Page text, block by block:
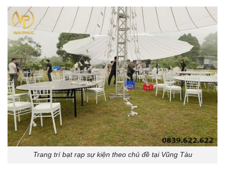
Trang trí bạt rạp sự kiện theo chủ đề tại Vũng Tàu